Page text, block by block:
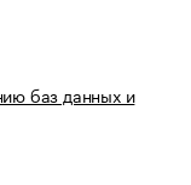
баз данных и